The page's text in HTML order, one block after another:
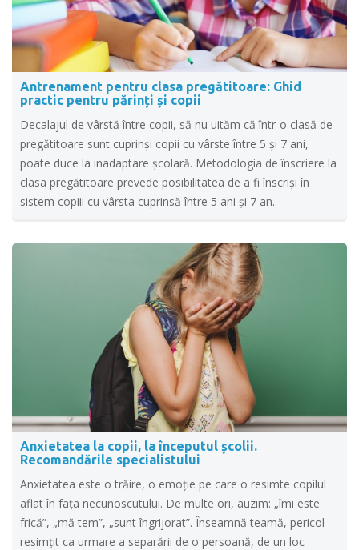
Antrenament pentru clasa pregătitoare: Ghid
practic pentru părinți și copii
Decalajul de vârstă între copii, să nu uităm că într-o clasă de
pregătitoare sunt cuprinși copii cu vârste între 5 și 7 ani,
poate duce la inadaptare școlară. Metodologia de înscriere la
clasa pregătitoare prevede posibilitatea de a fi înscrişi în
sistem copiii cu vârsta cuprinsă între 5 ani şi 7 an..
Anxietatea la copii, la începutul școlii.
Recomandările specialistului
Anxietatea este o trăire, o emoție pe care o resimte copilul
aflat în fața necunoscutului. De multe ori, auzim: „îmi este
frică”, „mă tem”, „sunt îngrijorat”. Înseamnă teamă, pericol
resimțit ca urmare a separării de o persoană, de un loc